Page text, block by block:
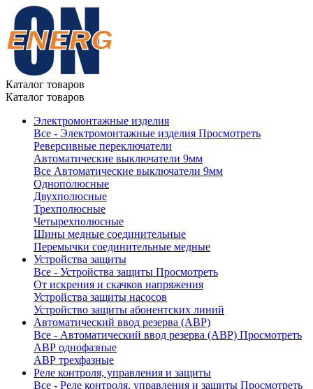
Каталог товаров
Каталог товаров
Электромонтажные изделия
Все - Электромонтажные изделия Просмотреть
Реверсивные переключатели
Автоматические выключатели 9мм
Все Автоматические выключатели 9мм
Однополюсные
Двухполюсные
Трехполюсные
Четырехполюсные
Шины медные соединительные
Перемычки соединительные медные
Устройства защиты
Все - Устройства защиты Просмотреть
От искрения и скачков напряжения
Устройства защиты насосов
Устройство защиты абонентских линий
Автоматический ввод резерва (АВР)
Все - Автоматический ввод резерва (АВР) Просмотреть
АВР однофазные
АВР трехфазные
Реле контроля, управления и защиты
Все - Реле контроля, управления и защиты Просмотреть